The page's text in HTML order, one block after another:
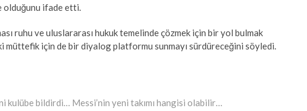
olduğunu ifade etti.
ruhu ve uluslararası hukuk temelinde çözmek için bir yol bulmak
müttefik için de bir diyalog platformu sunmayı sürdüreceğini söyledi.
kulübe bildirdi… Messi’nin yeni takımı hangisi olabilir…